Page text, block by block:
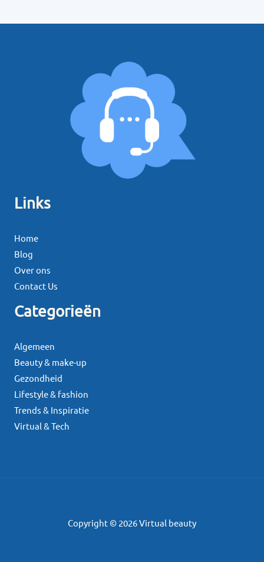
Links
Home
Blog
Over ons
Contact Us
Categorieën
Algemeen
Beauty & make-up
Gezondheid
Lifestyle & fashion
Trends & Inspiratie
Virtual & Tech
Copyright © 2026 Virtual beauty